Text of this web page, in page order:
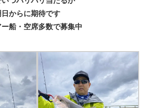
からに期待です
船・空席多数で募集中